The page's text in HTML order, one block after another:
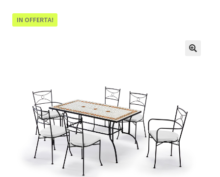
Prodotti
Il mio account
English
Deutsch
IN OFFERTA!